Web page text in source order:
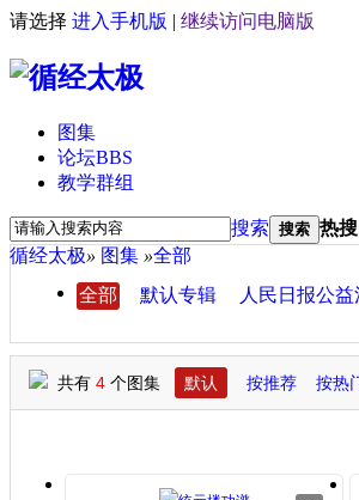
请选择 进入手机版 | 继续访问电脑版
图集
论坛BBS
教学群组
搜索 搜索 热
循经太极» 图集 »全部
全部
默认专辑 人民日报公益
共有 4 个图集 默认 按推荐 按热